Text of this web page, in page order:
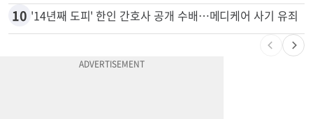
9 엄마 성폭행한 “사람 좋은 장씨”…얼마 뒤 딸 배도 불러왔다
'14년째 도피' 한인 간호사 공개 수배…메디케어 사기 유죄